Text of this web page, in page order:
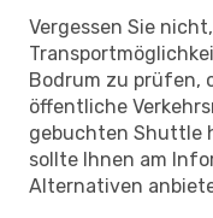
Vergessen Sie
Bodrum zu prüfen,
öffentliche
gebuchten Shuttle
sollte Ihnen am
Alternativen